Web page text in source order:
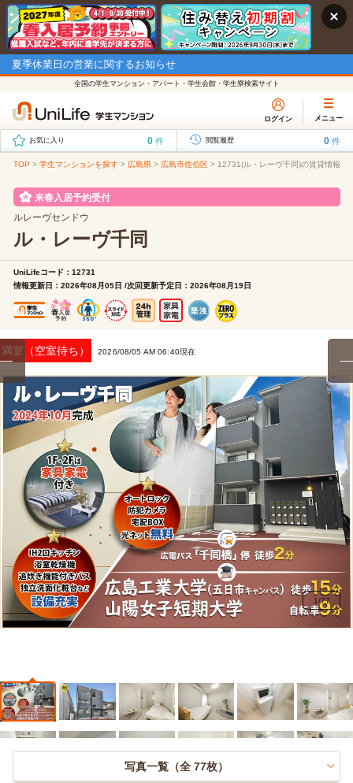
夏季休業日の営業に関するお知らせ
全国の学生マンション・アパート・学生会館・学生寮検索サイト
ログイン メニュー
お気に入り 0 件 閲覧履歴 0 件
TOP > 学生マンションを探す > 広島県 > 広島市佐伯区 > 12731(ル・レーヴ千同)の賃貸情報
来春入居予約受付
ルレーヴセンドウ
ル・レーヴ千同
UniLifeコード：12731
情報更新日：2026年08月05日 /次回更新予定日：2026年08月19日
満室（空室待ち） 2026/08/05 AM 06:40現在
1/77
写真一覧（全 77枚）